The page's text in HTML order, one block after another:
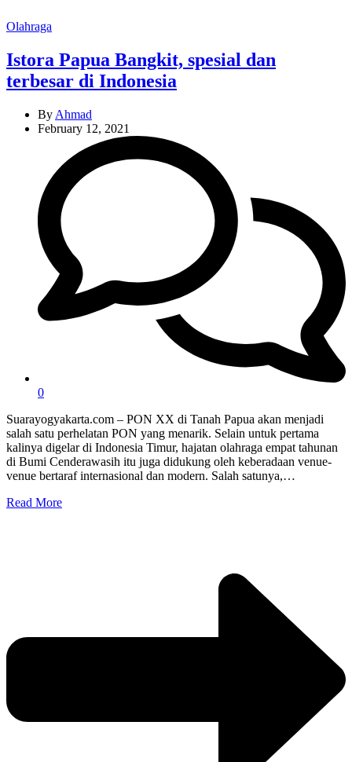
Categories
Olahraga
Istora Papua Bangkit, spesial dan
terbesar di Indonesia
By Ahmad
February 12, 2021
0
Suarayogyakarta.com – PON XX di Tanah Papua akan menjadi
salah satu perhelatan PON yang menarik. Selain untuk pertama
kalinya digelar di Indonesia Timur, hajatan olahraga empat tahunan
di Bumi Cenderawasih itu juga didukung oleh keberadaan venue-
venue bertaraf internasional dan modern. Salah satunya,…
Read More